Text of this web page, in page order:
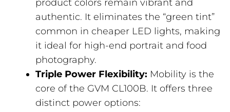
product colors remain vibrant and
authentic. It eliminates the “green tint”
common in cheaper LED lights, making
it ideal for high-end portrait and food
photography.
Triple Power Flexibility: Mobility is the
core of the GVM CL100B. It offers three
distinct power options: